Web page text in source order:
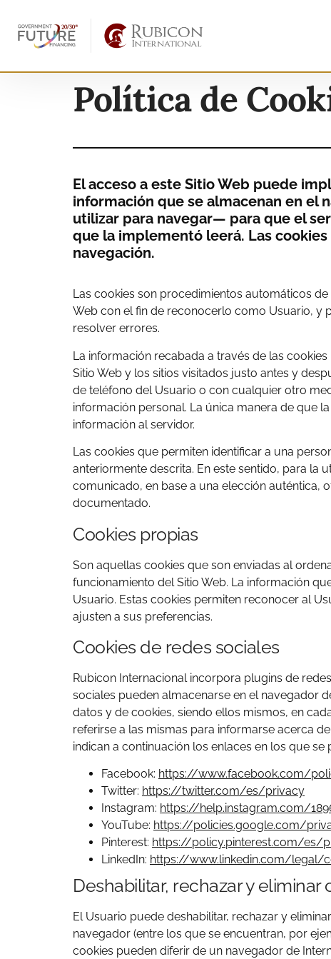
Política de
El acceso a este Sitio Web puede
información que se almacenan en el
utilizar para navegar— para que el
que la implementó leerá. Las
navegación.
Las cookies son procedimientos automáticos
Web con el fin de reconocerlo como Usuario, y
resolver errores.
La información recabada a través de las
Sitio Web y los sitios visitados justo antes y
de teléfono del Usuario o con cualquier otro
información personal. La única manera de que
información al servidor.
Las cookies que permiten identificar a una
anteriormente descrita. En este sentido, para la
comunicado, en base a una elección auténtica,
documentado.
Cookies propias
Son aquellas cookies que son enviadas al
funcionamiento del Sitio Web. La información
Usuario. Estas cookies permiten reconocer al
ajusten a sus preferencias.
Cookies de redes sociales
Rubicon Internacional incorpora plugins de
sociales pueden almacenarse en el navegador
datos y de cookies, siendo ellos mismos, en
referirse a las mismas para informarse acerca
indican a continuación los enlaces en los que
Facebook: https://www.facebook.com/
Twitter: https://twitter.com/es/privacy
Instagram: https://help.instagram.com/
YouTube: https://policies.google.com/
Pinterest: https://policy.pinterest.com/es/
LinkedIn: https://www.linkedin.com/legal/
Deshabilitar, rechazar y eliminar
El Usuario puede deshabilitar, rechazar y
navegador (entre los que se encuentran, por
cookies pueden diferir de un navegador de